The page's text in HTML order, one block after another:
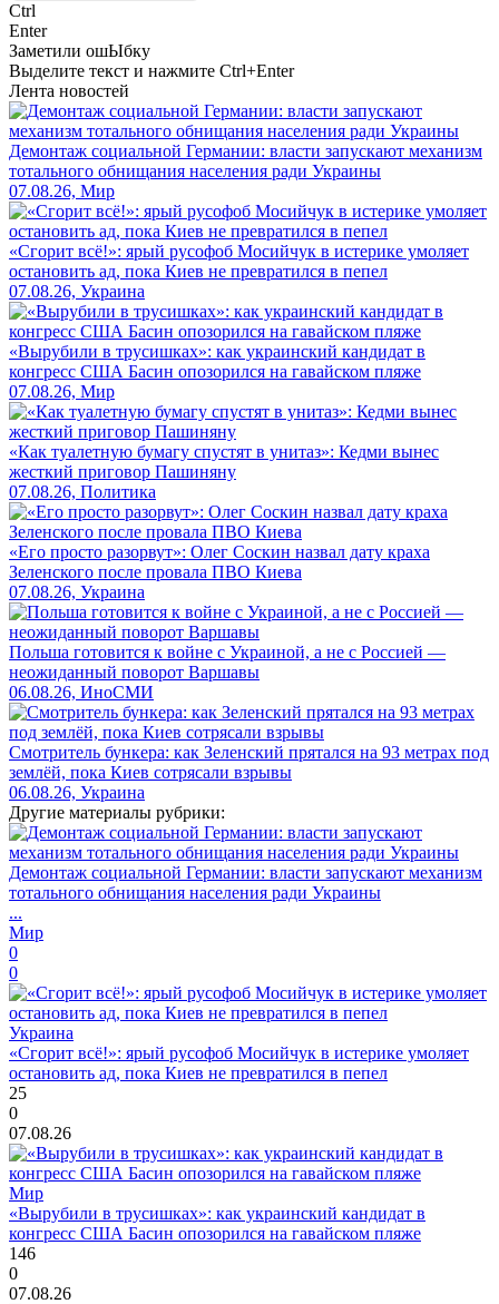
Ctrl
Enter
Заметили ошЫбку
Выделите текст и нажмите Ctrl+Enter
Лента новостей
Демонтаж социальной Германии: власти запускают механизм
тотального обнищания населения ради Украины
07.08.26, Мир
«Сгорит всё!»: ярый русофоб Мосийчук в истерике умоляет
остановить ад, пока Киев не превратился в пепел
07.08.26, Украина
«Вырубили в трусишках»: как украинский кандидат в
конгресс США Басин опозорился на гавайском пляже
07.08.26, Мир
«Как туалетную бумагу спустят в унитаз»: Кедми вынес
жесткий приговор Пашиняну
07.08.26, Политика
«Его просто разорвут»: Олег Соскин назвал дату краха
Зеленского после провала ПВО Киева
07.08.26, Украина
Польша готовится к войне с Украиной, а не с Россией —
неожиданный поворот Варшавы
06.08.26, ИноСМИ
Смотритель бункера: как Зеленский прятался на 93 метрах под
землёй, пока Киев сотрясали взрывы
06.08.26, Украина
Другие материалы рубрики:
Демонтаж социальной Германии: власти запускают механизм
тотального обнищания населения ради Украины
...
Мир
0
0
Украина
«Сгорит всё!»: ярый русофоб Мосийчук в истерике умоляет
остановить ад, пока Киев не превратился в пепел
25
0
07.08.26
Мир
«Вырубили в трусишках»: как украинский кандидат в
конгресс США Басин опозорился на гавайском пляже
146
0
07.08.26